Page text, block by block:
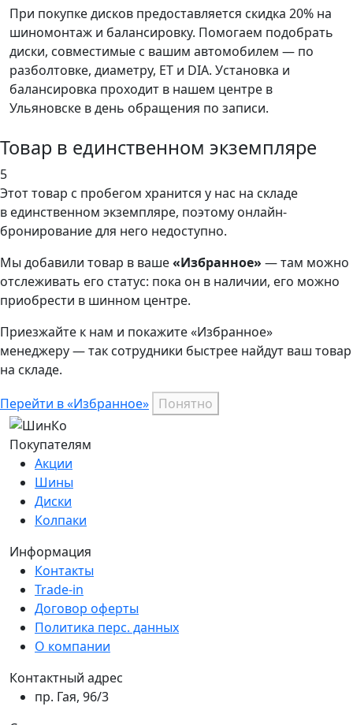
При покупке дисков предоставляется скидка 20% на
шиномонтаж и балансировку. Помогаем подобрать
диски, совместимые с вашим автомобилем — по
разболтовке, диаметру, ET и DIA. Установка и
балансировка проходит в нашем центре в
Ульяновске в день обращения по записи.
Товар в единственном экземпляре
5
Этот товар с пробегом хранится у нас на складе
в единственном экземпляре, поэтому онлайн-
бронирование для него недоступно.
Мы добавили товар в ваше«Избранное» — там можно
отслеживать его статус: пока он в наличии, его можно
приобрести в шинном центре.
Приезжайте к нам и покажите «Избранное»
менеджеру — так сотрудники быстрее найдут ваш товар
на складе.
Перейти в «Избранное» Понятно
Покупателям
Акции
Шины
Диски
Колпаки
Информация
Контакты
Trade-in
Договор оферты
Политика перс. данных
О компании
Контактный адрес
пр. Гая, 96/3